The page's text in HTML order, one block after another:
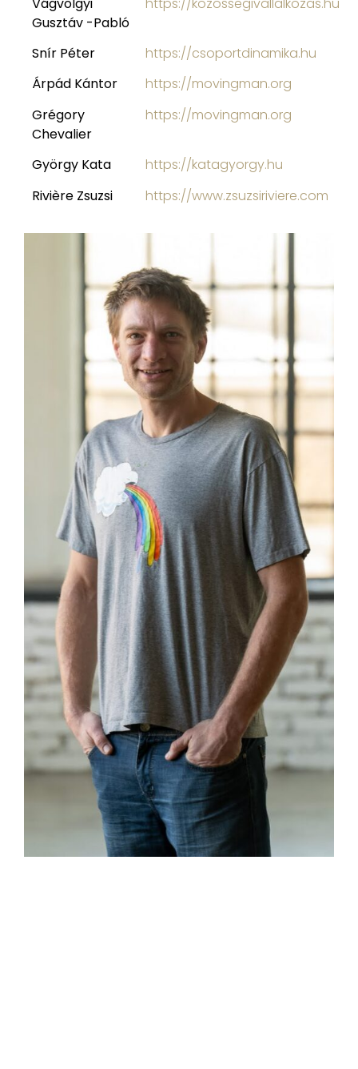
Gusztáv -Pabló
Snír Péter
https://csoportdinamika.hu
Árpád Kántor
https://movingman.org
Grégory
Chevalier
https://movingman.org
György Kata
https://katagyorgy.hu
Rivière Zsuzsi
https://www.zsuzsiriviere.com